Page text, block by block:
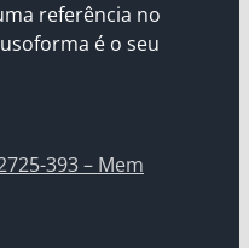
referência no
é o seu
393 – Mem